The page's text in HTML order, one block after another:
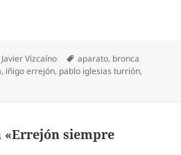
Autor
Javier Vizcaíno Etiquetas
aparato, bronca
, iñigo errejón, pablo iglesias turrión,
«Errejón siempre